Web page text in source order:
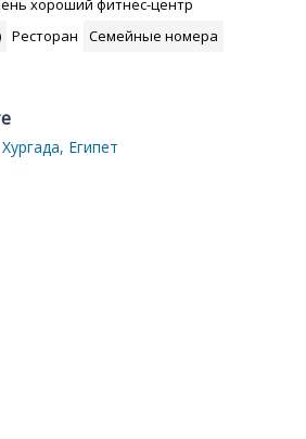
хороший фитнес-центр
Ресторан Семейные номера
Египет